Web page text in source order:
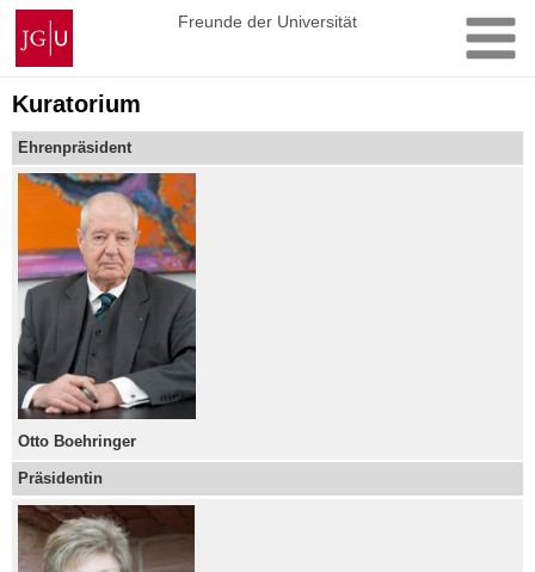
Zum
Inhalt
springen
Johannes
Gutenberg-
Universität
Mainz
Freunde der Universität
Kuratorium
Ehrenpräsident
Otto Boehringer
Präsidentin